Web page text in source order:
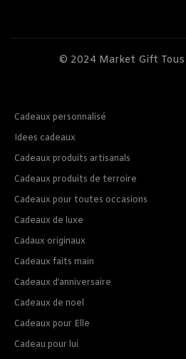
© 2024 Market Gift
Cadeaux personnalisé
Idees cadeaux
Cadeaux produits artisanals
Cadeaux produits de terroire
Cadeaux pour toutes occasions
Cadeaux de luxe
Cadaux originaux
Cadeaux faits main
Cadeaux d’anniversaire
Cadeaux de noel
Cadeaux pour Elle
Cadeau pour lui